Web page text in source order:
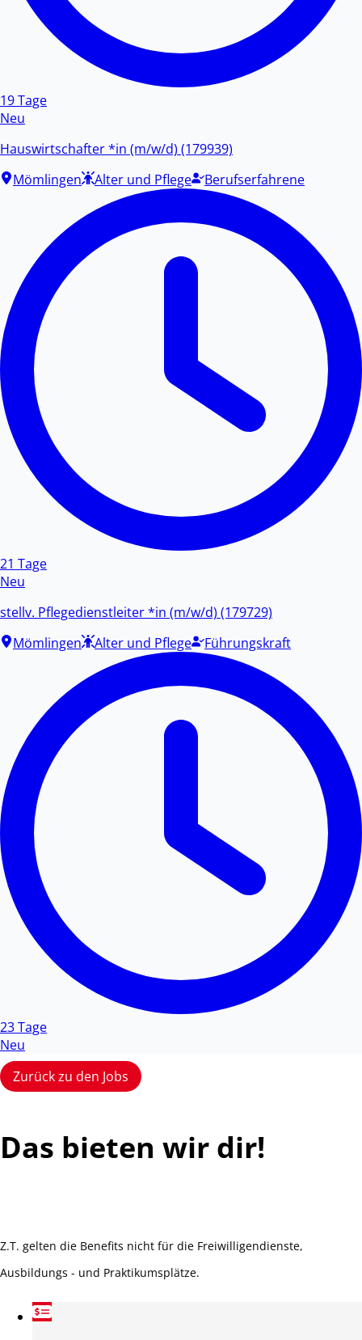
19 Tage
Neu
Hauswirtschafter *in (m/w/d) (179939)
Mömlingen
Alter und Pflege Berufserfahrene
21 Tage
Neu
stellv. Pflegedienstleiter *in (m/w/d) (179729)
Mömlingen
Alter und Pflege Führungskraft
23 Tage
Neu
Zurück zu den Jobs
Das bieten wir dir!
Z.T. gelten die Benefits nicht für die Freiwilligendienste,
Ausbildungs - und Praktikumsplätze.